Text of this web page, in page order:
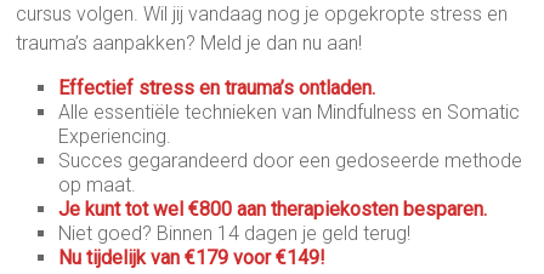
cursus volgen. Wil jij vandaag nog je opgekropte stress en
trauma’s aanpakken? Meld je dan nu aan!
Effectief stress en trauma’s ontladen.
Alle essentiële technieken van Mindfulness en Somatic
Experiencing.
Succes gegarandeerd door een gedoseerde methode
op maat.
Je kunt tot wel €800 aan therapiekosten besparen.
Niet goed? Binnen 14 dagen je geld terug!
Nu tijdelijk van €179 voor €149!